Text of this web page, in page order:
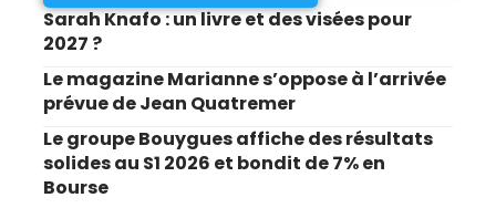
Sarah Knafo : un livre et des visées pour
2027 ?
Le magazine Marianne s’oppose à l’arrivée
prévue de Jean Quatremer
Le groupe Bouygues affiche des résultats
solides au S1 2026 et bondit de 7% en
Bourse